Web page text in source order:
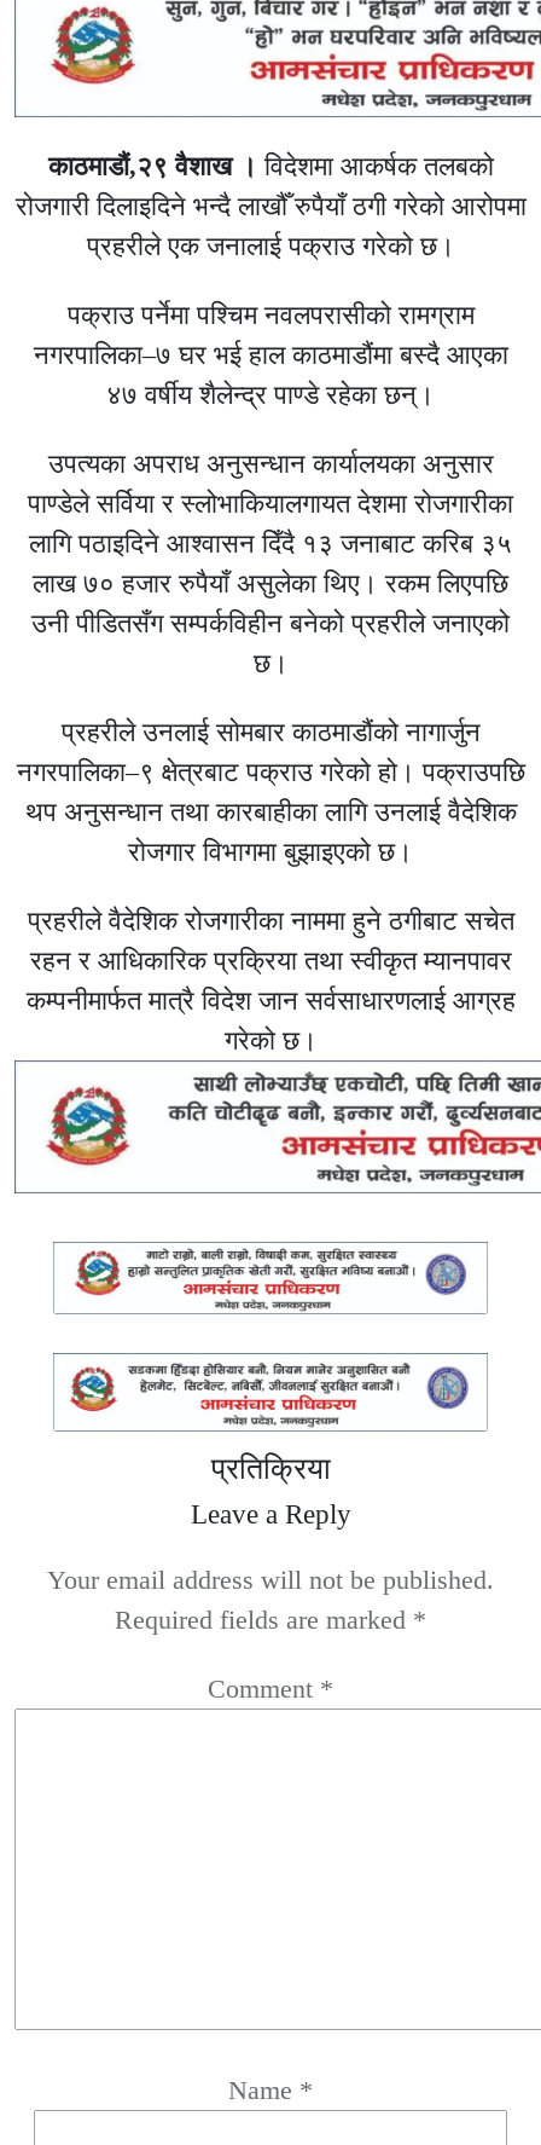
काठमाडौं,२९ वैशाख । विदेशमा आकर्षक तलबको
रोजगारी दिलाइदिने भन्दै लाखौँ रुपैयाँ ठगी गरेको आरोपमा
प्रहरीले एक जनालाई पक्राउ गरेको छ।
पक्राउ पर्नेमा पश्चिम नवलपरासीको रामग्राम
नगरपालिका–७ घर भई हाल काठमाडौंमा बस्दै आएका
४७ वर्षीय शैलेन्द्र पाण्डे रहेका छन्।
उपत्यका अपराध अनुसन्धान कार्यालयका अनुसार
पाण्डेले सर्विया र स्लोभाकियालगायत देशमा रोजगारीका
लागि पठाइदिने आश्वासन दिँदै १३ जनाबाट करिब ३५
लाख ७० हजार रुपैयाँ असुलेका थिए। रकम लिएपछि
उनी पीडितसँग सम्पर्कविहीन बनेको प्रहरीले जनाएको
छ।
प्रहरीले उनलाई सोमबार काठमाडौंको नागार्जुन
नगरपालिका–९ क्षेत्रबाट पक्राउ गरेको हो। पक्राउपछि
थप अनुसन्धान तथा कारबाहीका लागि उनलाई वैदेशिक
रोजगार विभागमा बुझाइएको छ।
प्रहरीले वैदेशिक रोजगारीका नाममा हुने ठगीबाट सचेत
रहन र आधिकारिक प्रक्रिया तथा स्वीकृत म्यानपावर
कम्पनीमार्फत मात्रै विदेश जान सर्वसाधारणलाई आग्रह
गरेको छ।
प्रतिक्रिया
Leave a Reply
Your email address will not be published.
Required fields are marked *
Comment *
Name *